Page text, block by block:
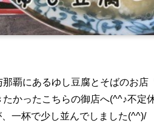
覇にあるゆし豆腐とそばのお店
かったこちらの御店へ(^^♪不定
一杯で少し並んでしました(^^)/